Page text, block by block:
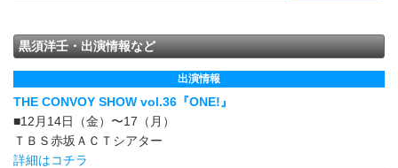
黒須洋壬・出演情報など
出演情報
THE CONVOY SHOW vol.36『ONE!』
■12月14日（金）〜17（月）
ＴＢＳ赤坂ＡＣＴシアター
詳細はコチラ